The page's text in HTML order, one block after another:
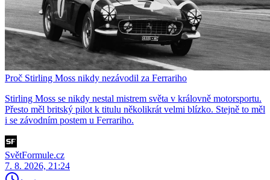
Proč Stirling Moss nikdy nezávodil za Ferrariho
Stirling Moss se nikdy nestal mistrem světa v královně motorsportu.
Přesto měl britský pilot k titulu několikrát velmi blízko. Stejně to měl
i se závodním postem u Ferrariho.
SvětFormule.cz
7. 8. 2026, 21:24